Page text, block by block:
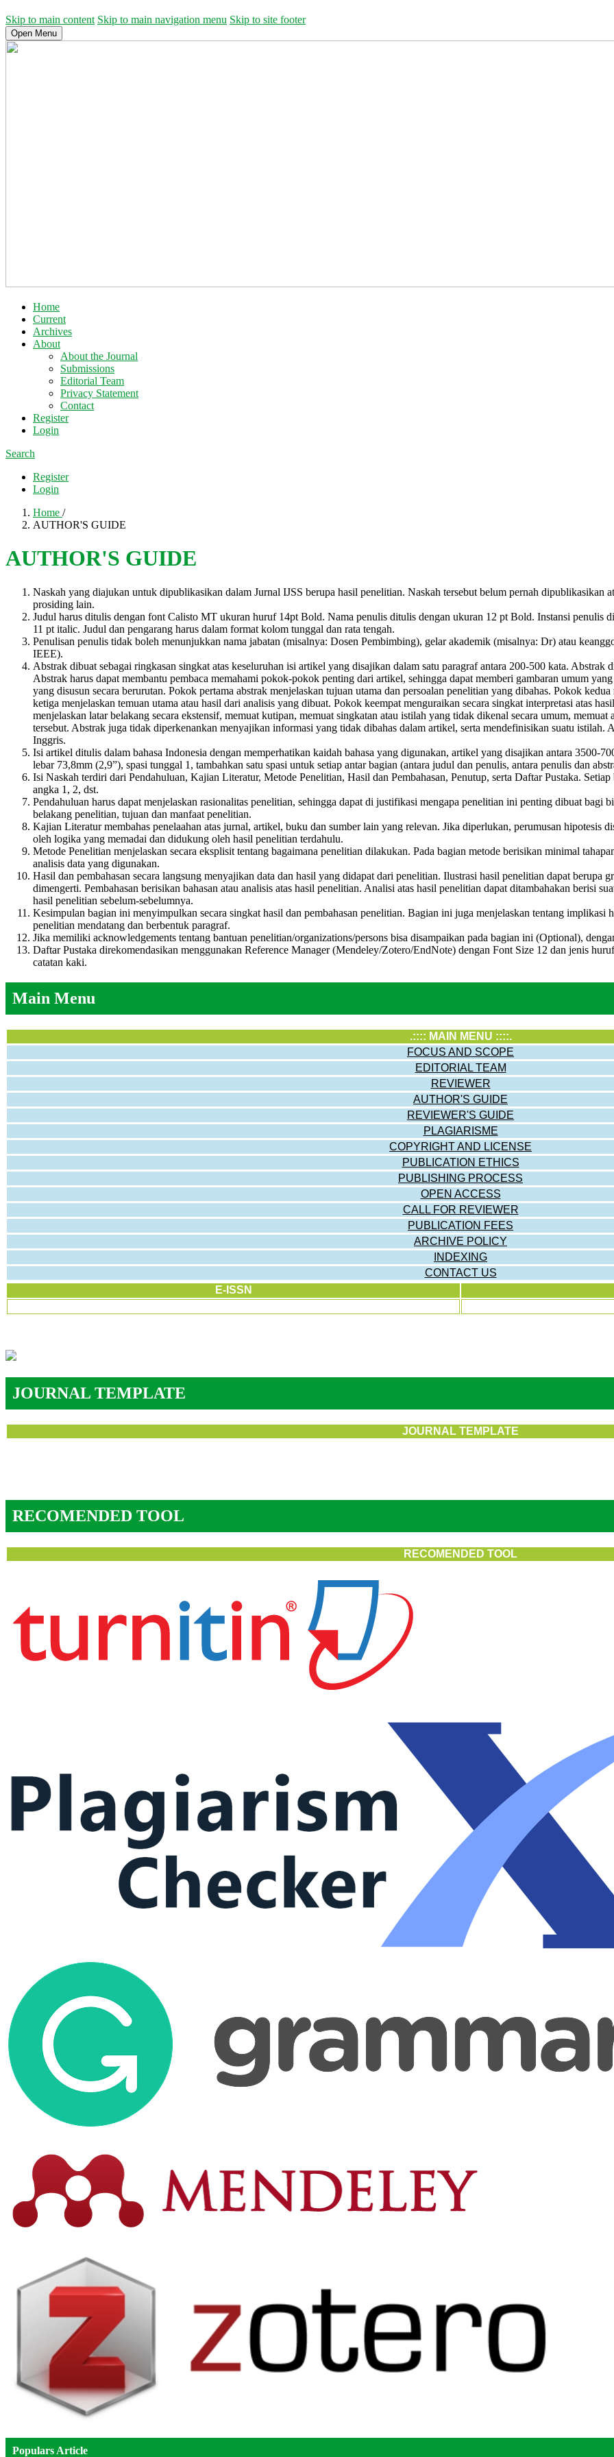
Skip to main content Skip to main navigation menu Skip to site footer
Open Menu
Home
Current
Archives
About
About the Journal
Submissions
Editorial Team
Privacy Statement
Contact
Register
Login
Search
Register
Login
Home /
AUTHOR'S GUIDE
AUTHOR'S GUIDE
Naskah yang diajukan untuk dipublikasikan dalam Jurnal IJSS berupa hasil penelitian. Naskah tersebut belum pernah dipublikasikan
prosiding lain.
Judul harus ditulis dengan font Calisto MT ukuran huruf 14pt Bold. Nama penulis ditulis dengan ukuran 12 pt Bold. Instansi penulis
11 pt italic. Judul dan pengarang harus dalam format kolom tunggal dan rata tengah.
Penulisan penulis tidak boleh menunjukkan nama jabatan (misalnya: Dosen Pembimbing), gelar akademik (misalnya: Dr) atau
IEEE).
Abstrak dibuat sebagai ringkasan singkat atas keseluruhan isi artikel yang disajikan dalam satu paragraf antara 200-500 kata. Abstrak
Abstrak harus dapat membantu pembaca memahami pokok-pokok penting dari artikel, sehingga dapat memberi gambaran umum
yang disusun secara berurutan. Pokok pertama abstrak menjelaskan tujuan utama dan persoalan penelitian yang dibahas. Pokok
ketiga menjelaskan temuan utama atau hasil dari analisis yang dibuat. Pokok keempat menguraikan secara singkat interpretasi atas
menjelaskan latar belakang secara ekstensif, memuat kutipan, memuat singkatan atau istilah yang tidak dikenal secara umum,
tersebut. Abstrak juga tidak diperkenankan menyajikan informasi yang tidak dibahas dalam artikel, serta mendefinisikan suatu istilah.
Inggris.
Isi artikel ditulis dalam bahasa Indonesia dengan memperhatikan kaidah bahasa yang digunakan, artikel yang disajikan antara 3500-
lebar 73,8mm (2,9”), spasi tunggal 1, tambahkan satu spasi untuk setiap antar bagian (antara judul dan penulis, antara penulis dan
Isi Naskah terdiri dari Pendahuluan, Kajian Literatur, Metode Penelitian, Hasil dan Pembahasan, Penutup, serta Daftar Pustaka.
angka 1, 2, dst.
Pendahuluan harus dapat menjelaskan rasionalitas penelitian, sehingga dapat di justifikasi mengapa penelitian ini penting dibuat bagi
belakang penelitian, tujuan dan manfaat penelitian.
Kajian Literatur membahas penelaahan atas jurnal, artikel, buku dan sumber lain yang relevan. Jika diperlukan, perumusan hipotesis
oleh logika yang memadai dan didukung oleh hasil penelitian terdahulu.
Metode Penelitian menjelaskan secara eksplisit tentang bagaimana penelitian dilakukan. Pada bagian metode berisikan minimal
analisis data yang digunakan.
Hasil dan pembahasan secara langsung menyajikan data dan hasil yang didapat dari penelitian. Ilustrasi hasil penelitian dapat berupa
dimengerti. Pembahasan berisikan bahasan atau analisis atas hasil penelitian. Analisi atas hasil penelitian dapat ditambahakan berisi
hasil penelitian sebelum-sebelumnya.
Kesimpulan bagian ini menyimpulkan secara singkat hasil dan pembahasan penelitian. Bagian ini juga menjelaskan tentang implikasi
penelitian mendatang dan berbentuk paragraf.
Jika memiliki acknowledgements tentang bantuan penelitian/organizations/persons bisa disampaikan pada bagian ini (Optional),
Daftar Pustaka direkomendasikan menggunakan Reference Manager (Mendeley/Zotero/EndNote) dengan Font Size 12 dan jenis
catatan kaki.
Main Menu
.:::: MAIN MENU ::::.
FOCUS AND SCOPE
EDITORIAL TEAM
REVIEWER
AUTHOR'S GUIDE
REVIEWER'S GUIDE
PLAGIARISME
COPYRIGHT AND LICENSE
PUBLICATION ETHICS
PUBLISHING PROCESS
OPEN ACCESS
CALL FOR REVIEWER
PUBLICATION FEES
ARCHIVE POLICY
INDEXING
CONTACT US
E-ISSN
JOURNAL TEMPLATE
JOURNAL TEMPLATE
RECOMENDED TOOL
RECOMENDED TOOL
Populars Article